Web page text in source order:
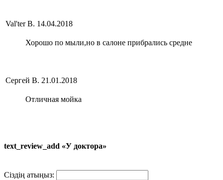
Val'ter В. 14.04.2018
Хорошо по мыли,но в салоне прибрались средне
Сергей В. 21.01.2018
Отличная мойка
text_review_add «У доктора»
Сіздің атыңыз: